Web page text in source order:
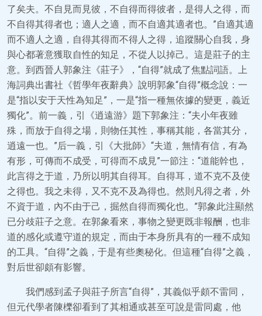
了矣夫。不自見而見彼，不自得而得彼者，是得人之得，而
不自得其得者也；適人之適，而不自適其適者也。”自適其適
而不適人之適，自得其得而不得人之得，追蹤關心自我，身
與心都著意獲取自性的知足，不從人以掉己。這是莊子的主
意。到西晉人郭象注《莊子》，“自得”就成了焦點詞語。上
海詞典出書社《哲學年夜辭典》說明郭象“自得”概念說：一
是“指以安于天性為知足”，一是“指一種無依據的變更，義近
獨化”。前一義，引《逍遠游》題下郭象注：“夫小年夜雖
殊，而放于自得之場，則物任其性，事稱其能，各當其分，
逍遠一也。”后一義，引《大批師》“夫道，無情有信，有為
有形，可傳而不成受，可得而不成見”一節注：“道能幹也，
此言得之于道，乃所以明其自得耳。自得耳，道不克不及使
之得也。我之未得，又不克不及為得也。然則凡得之者，外
不資于道，內不由于己，掘然自得而獨化也。”郭象此注顯然
已分歧莊子之意。在郭象看來，事物之變更既非報酬，也非
道的感化或遵守道的規定，而由于本身所具有的一種不成知
的工具。“自得”之義，于是有些奧秘化。但這種“自得”之義，
對后世卻頗有影響。
我們感到孟子與莊子所言“自得”，其義似乎頗不雷同，
但元代學者陳櫟卻看到了其相通或甚至可說是雷同處，他